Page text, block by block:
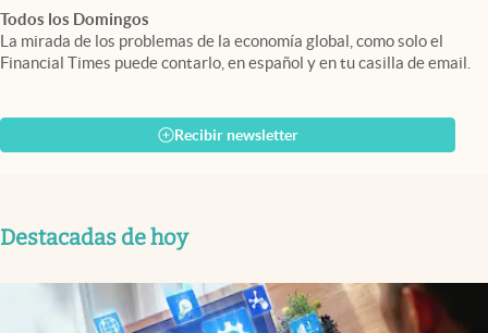
Todos los Domingos
La mirada de los problemas de la economía global, como solo el
Financial Times puede contarlo, en español y en tu casilla de email.
Recibir newsletter
Destacadas de hoy